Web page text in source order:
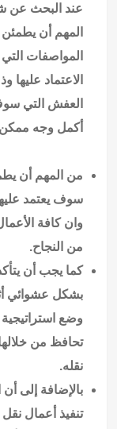
عند البحث عن
المهم أن
المواصفات
الاعتماد
العفش التي
أكمل وجه
من المهم أن
سوف يعتمد
وان كافة
من النجاح.
كما يجب أن
بشكل عشوائي
وضع
تحافظ من
نقله.
بالإضافة إلى
تنفيذ أعمال